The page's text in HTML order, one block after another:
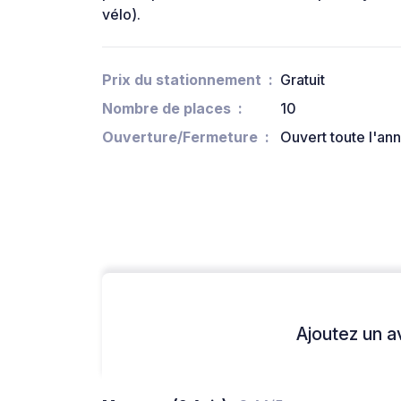
vélo).
Prix du stationnement
Gratuit
Nombre de places
10
Ouverture/Fermeture
Ouvert toute
Ajoutez un